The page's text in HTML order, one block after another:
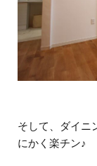
そして、ダイ
にかく楽チン♪